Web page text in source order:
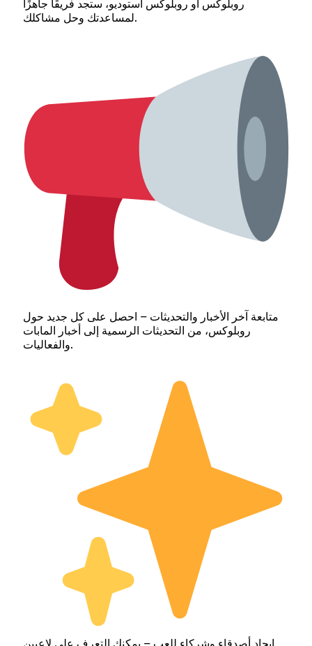
روبلوكس أو روبلوكس استوديو، ستجد فريقًا جاهزًا
لمساعدتك وحل مشاكلك.
متابعة آخر الأخبار والتحديثات – احصل على كل جديد حول
روبلوكس، من التحديثات الرسمية إلى أخبار المابات
والفعاليات.